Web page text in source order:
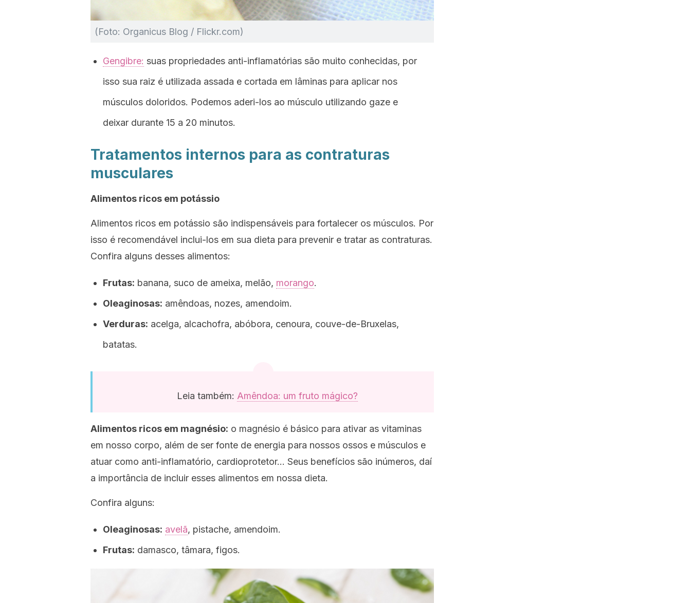
(Foto: Organicus Blog / Flickr.com)
Gengibre: suas propriedades anti-inflamatórias são muito conhecidas, por
isso sua raiz é utilizada assada e cortada em lâminas para aplicar nos
músculos doloridos. Podemos aderi-los ao músculo utilizando gaze e
deixar durante 15 a 20 minutos.
Tratamentos internos para as contraturas
musculares
Alimentos ricos em potássio
Alimentos ricos em potássio são indispensáveis para fortalecer os músculos. Por
isso é recomendável inclui-los em sua dieta para prevenir e tratar as contraturas.
Confira alguns desses alimentos:
Frutas: banana, suco de ameixa, melão, morango.
Oleaginosas: amêndoas, nozes, amendoim.
Verduras: acelga, alcachofra, abóbora, cenoura, couve-de-Bruxelas,
batatas.
Leia também: Amêndoa: um fruto mágico?
Alimentos ricos em magnésio: o magnésio é básico para ativar as vitaminas
em nosso corpo, além de ser fonte de energia para nossos ossos e músculos e
atuar como anti-inflamatório, cardioprotetor… Seus benefícios são inúmeros, daí
a importância de incluir esses alimentos em nossa dieta.
Confira alguns:
Oleaginosas: avelã, pistache, amendoim.
Frutas: damasco, tâmara, figos.